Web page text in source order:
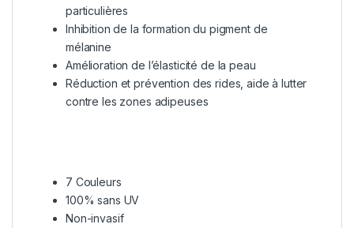
particulières
Inhibition de la formation du pigment de
mélanine
Amélioration de l’élasticité de la peau
Réduction et prévention des rides, aide à lutter
contre les zones adipeuses
7 Couleurs
100% sans UV
Non-invasif